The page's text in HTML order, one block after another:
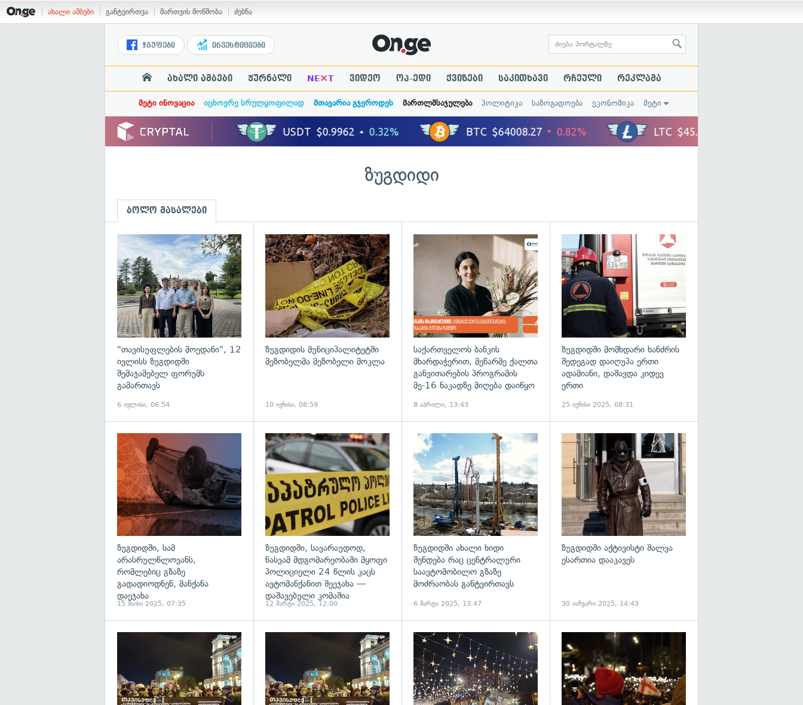
ახალი ამბები განტვირთვა მართვის მოწმობა ძებნა
ჯგუფები ინვესტიციები
ახალი ამბები ჟურნალი NE×T ვიდეო ოპ-ედი ქვიზები საკითხავი რჩეული რეკლამა
მეტი ინოვაცია იცხოვრე სრულყოფილად მთავარია გჯეროდეს მართლმსაჯულება პოლიტიკა საზოგადოება ეკონომიკა მეტი
ზუგდიდი
ბოლო მასალები
გადახედვა
"თავისუფლების მოედანი", 12
ივლისს ზუგდიდში
შემაჯამებელ ფორუმს
გამართავს
6 ივლისი, 06:54
გადახედვა
ზუგდიდის მუნიციპალიტეტში
მეზობელმა მეზობელი მოკლა
10 ივნისი, 08:59
საქართველოს ბანკის
მხარდაჭერით, მეწარმე ქალთა
განვითარების პროგრამის
მე-16 ნაკადზე მიღება დაიწყო
8 აპრილი, 13:43
ზუგდიდში მომხდარი ხანძრის
შედეგად დაიღუპა ერთი
ადამიანი, დაშავდა კიდევ
ერთი
25 ივნისი 2025, 08:31
გადახედვა
ზუგდიდში, სამ
არასრულწლოვანს,
რომლებიც გზაზე
გადადიოდნენ, მანქანა
დაეჯახა
15 მაისი 2025, 07:35
გადახედვა
ზუგდიდში, სავარაუდოდ,
ნასვამ მდგომარეობაში მყოფი
პოლიციელი 24 წლის კაცს
ავტომანქანით შეეჯახა —
დაშავებული კომაშია
12 მარტი 2025, 12:00
გადახედვა
ზუგდიდში ახალი ხიდი
შენდება რაც ცენტრალური
საავტომობილო გზაზე
მოძრაობას განტვირთავს
6 მარტი 2025, 13:47
ზუგდიდში აქტივისტი შალვა
ესართია დააკავეს
30 იანვარი 2025, 14:43
გადახედვა გადახედვა